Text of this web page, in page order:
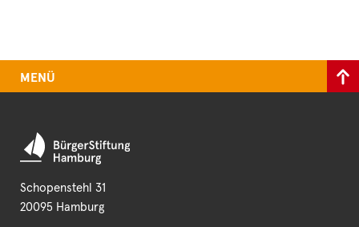
MENÜ
Schopenstehl 31
20095 Hamburg